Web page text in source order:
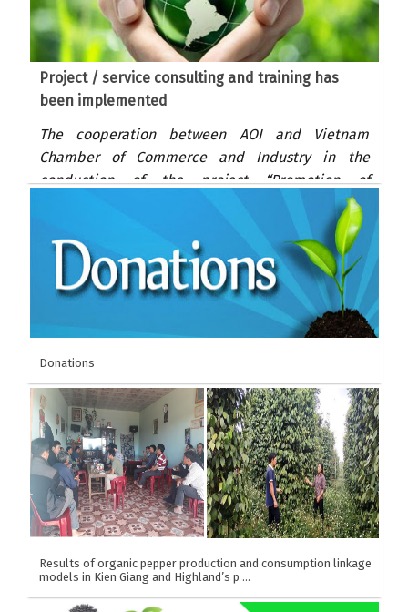
Project / service consulting and training has
been implemented
The cooperation between AOI and Vietnam
Chamber of Commerce and Industry in the
conduction of the project “Promotion of
cooperation in private sector to develop
comprehensive inclusive business models (IB)
and responsible investment (IR) in the rice value
chain in Vietnam. (2019-2020)
Donations
Results of organic pepper production and consumption linkage
models in Kien Giang and Highland’s p …